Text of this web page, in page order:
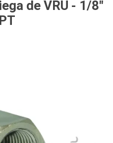
de VRU - 1/8"